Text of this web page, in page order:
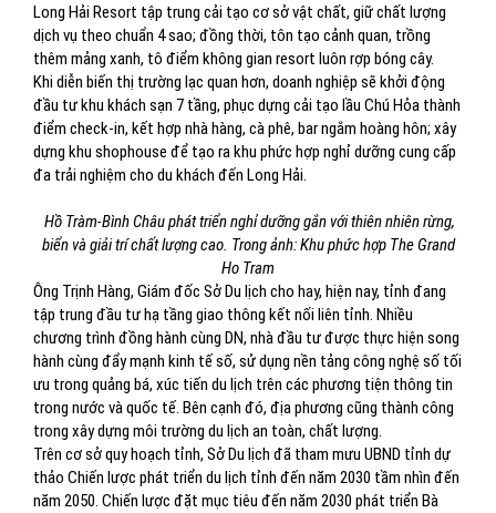
Long Hải Resort tập trung cải tạo cơ sở vật chất, giữ chất lượng
dịch vụ theo chuẩn 4 sao; đồng thời, tôn tạo cảnh quan, trồng
thêm mảng xanh, tô điểm không gian resort luôn rợp bóng cây.
Khi diễn biến thị trường lạc quan hơn, doanh nghiệp sẽ khởi động
đầu tư khu khách sạn 7 tầng, phục dựng cải tạo lầu Chú Hỏa thành
điểm check-in, kết hợp nhà hàng, cà phê, bar ngắm hoàng hôn; xây
dựng khu shophouse để tạo ra khu phức hợp nghỉ dưỡng cung cấp
đa trải nghiệm cho du khách đến Long Hải.
Hồ Tràm-Bình Châu phát triển nghỉ dưỡng gắn với thiên nhiên rừng,
biển và giải trí chất lượng cao. Trong ảnh: Khu phức hợp The Grand
Ho Tram
Ông Trịnh Hàng, Giám đốc Sở Du lịch cho hay, hiện nay, tỉnh đang
tập trung đầu tư hạ tầng giao thông kết nối liên tỉnh. Nhiều
chương trình đồng hành cùng DN, nhà đầu tư được thực hiện song
hành cùng đẩy mạnh kinh tế số, sử dụng nền tảng công nghệ số tối
ưu trong quảng bá, xúc tiến du lịch trên các phương tiện thông tin
trong nước và quốc tế. Bên cạnh đó, địa phương cũng thành công
trong xây dựng môi trường du lịch an toàn, chất lượng.
Trên cơ sở quy hoạch tỉnh, Sở Du lịch đã tham mưu UBND tỉnh dự
thảo Chiến lược phát triển du lịch tỉnh đến năm 2030 tầm nhìn đến
năm 2050. Chiến lược đặt mục tiêu đến năm 2030 phát triển Bà